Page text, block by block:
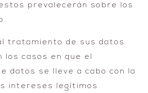
prevalecerán sobre los
tratamiento de sus datos
los casos en que el
datos se lleve a cabo con la
intereses legítimos